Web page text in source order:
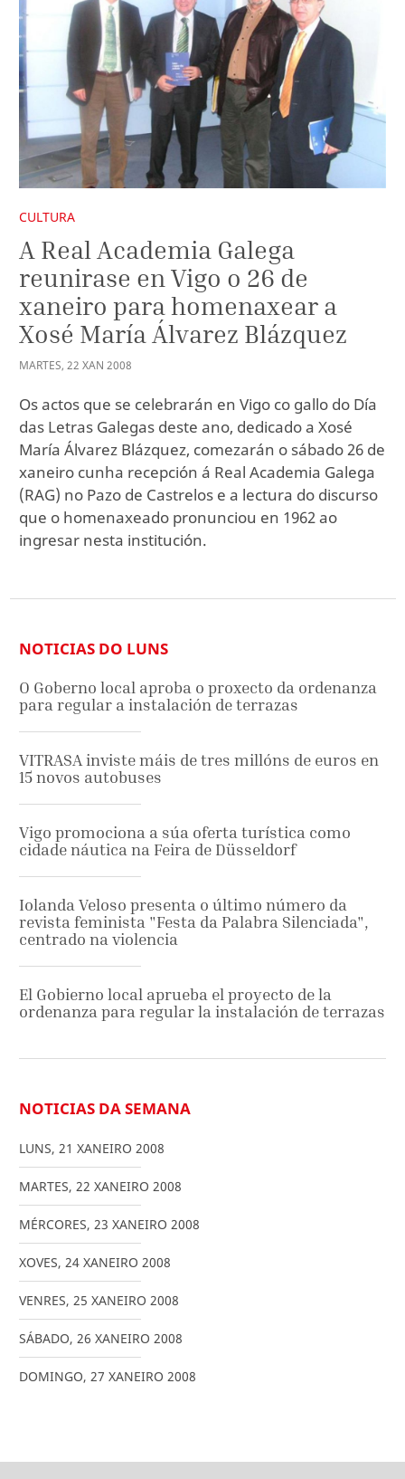
CULTURA
A Real Academia Galega
reunirase en Vigo o 26 de
xaneiro para homenaxear a
Xosé María Álvarez Blázquez
MARTES, 22 XAN 2008
Os actos que se celebrarán en Vigo co gallo do Día
das Letras Galegas deste ano, dedicado a Xosé
María Álvarez Blázquez, comezarán o sábado 26 de
xaneiro cunha recepción á Real Academia Galega
(RAG) no Pazo de Castrelos e a lectura do discurso
que o homenaxeado pronunciou en 1962 ao
ingresar nesta institución.
NOTICIAS DO LUNS
O Goberno local aproba o proxecto da ordenanza
para regular a instalación de terrazas
VITRASA inviste máis de tres millóns de euros en
15 novos autobuses
Vigo promociona a súa oferta turística como
cidade náutica na Feira de Düsseldorf
Iolanda Veloso presenta o último número da
revista feminista "Festa da Palabra Silenciada",
centrado na violencia
El Gobierno local aprueba el proyecto de la
ordenanza para regular la instalación de terrazas
NOTICIAS DA SEMANA
LUNS, 21 XANEIRO 2008
MARTES, 22 XANEIRO 2008
MÉRCORES, 23 XANEIRO 2008
XOVES, 24 XANEIRO 2008
VENRES, 25 XANEIRO 2008
SÁBADO, 26 XANEIRO 2008
DOMINGO, 27 XANEIRO 2008